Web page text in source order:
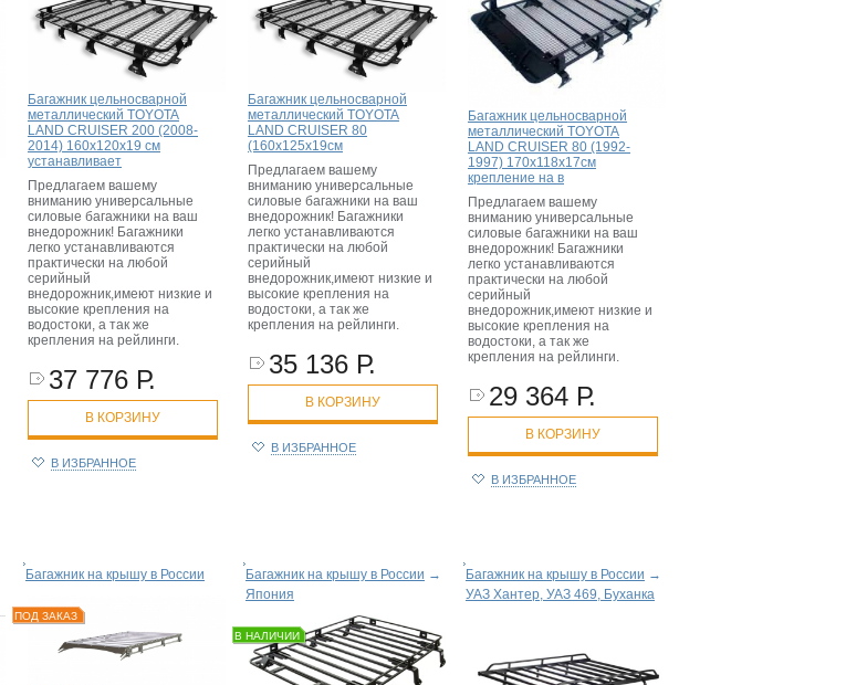
Багажник цельносварной
металлический TOYOTA
LAND CRUISER 200 (2008-
2014) 160x120x19 см
устанавливает
Предлагаем вашему
вниманию универсальные
силовые багажники на ваш
внедорожник! Багажники
легко устанавливаются
практически на любой
серийный
внедорожник,имеют низкие и
высокие крепления на
водостоки, а так же
крепления на рейлинги.
37 776 Р.
В КОРЗИНУ
В ИЗБРАННОЕ
Багажник цельносварной
металлический TOYOTA
LAND CRUISER 80
(160x125x19см
Предлагаем вашему
вниманию универсальные
силовые багажники на ваш
внедорожник! Багажники
легко устанавливаются
практически на любой
серийный
внедорожник,имеют низкие и
высокие крепления на
водостоки, а так же
крепления на рейлинги.
35 136 Р.
В КОРЗИНУ
В ИЗБРАННОЕ
Багажник цельносварной
металлический TOYOTA
LAND CRUISER 80 (1992-
1997) 170х118х17см
крепление на в
Предлагаем вашему
вниманию универсальные
силовые багажники на ваш
внедорожник! Багажники
легко устанавливаются
практически на любой
серийный
внедорожник,имеют низкие и
высокие крепления на
водостоки, а так же
крепления на рейлинги.
29 364 Р.
В КОРЗИНУ
В ИЗБРАННОЕ
Багажник на крышу в России
ПОД ЗАКАЗ
Багажник на крышу в России →
Япония
В НАЛИЧИИ
Багажник на крышу в России →
УАЗ Хантер, УАЗ 469, Буханка